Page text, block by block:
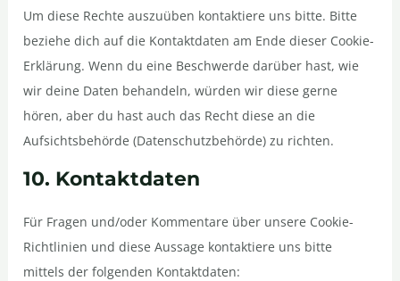
Um diese Rechte auszuüben kontaktiere uns bitte. Bitte
beziehe dich auf die Kontaktdaten am Ende dieser Cookie-
Erklärung. Wenn du eine Beschwerde darüber hast, wie
wir deine Daten behandeln, würden wir diese gerne
hören, aber du hast auch das Recht diese an die
Aufsichtsbehörde (Datenschutzbehörde) zu richten.
10. Kontaktdaten
Für Fragen und/oder Kommentare über unsere Cookie-
Richtlinien und diese Aussage kontaktiere uns bitte
mittels der folgenden Kontaktdaten: